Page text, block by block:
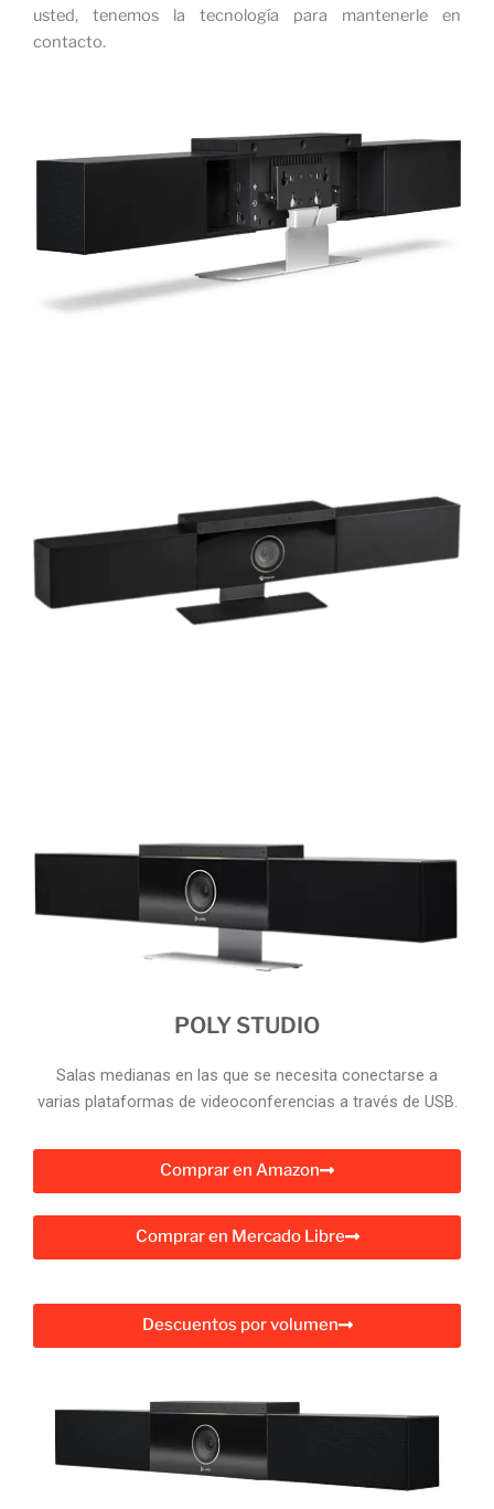
usted, tenemos la tecnología para mantenerle en
contacto.
POLY STUDIO
Salas medianas en las que se necesita conectarse a
varias plataformas de videoconferencias a través de USB.
Comprar en Amazon
Comprar en Mercado Libre
Descuentos por volumen